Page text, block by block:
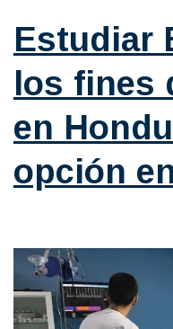
Estudiar
los fines
en
opción